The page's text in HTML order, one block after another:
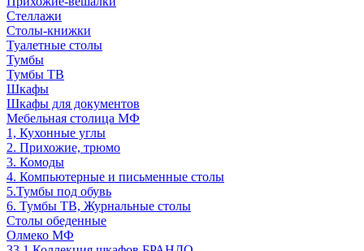
Стеллажи
Столы-книжки
Туалетные столы
Тумбы
Тумбы ТВ
Шкафы
Шкафы для документов
Мебельная столица МФ
1, Кухонные углы
2. Прихожие, трюмо
3. Комоды
4. Компьютерные и письменные столы
5.Тумбы под обувь
6. Тумбы ТВ, Журнальные столы
Столы обеденные
Олмеко МФ